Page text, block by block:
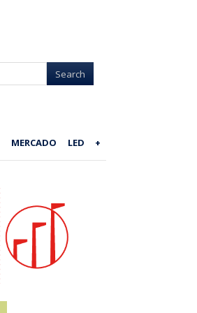
MERCADO LED +